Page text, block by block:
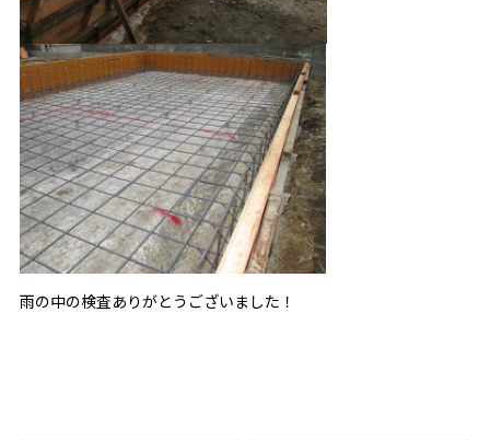
雨の中の検査ありがとうございました！